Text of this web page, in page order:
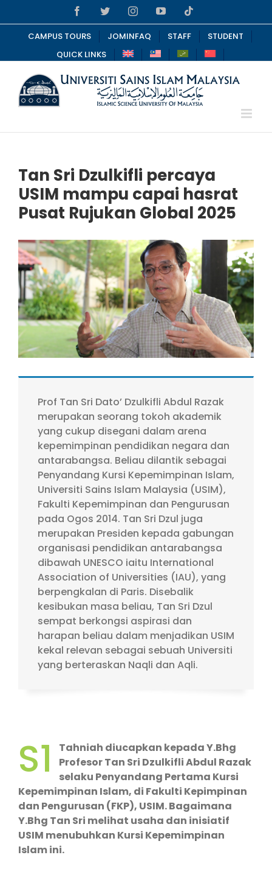
to
content
FacebookTwitterInstagramYouTube
CAMPUS TOURS JOMINFAQ STAFF
STUDENT
QUICK LINKS
Tan Sri Dzulkifli percaya
USIM mampu capai hasrat
Pusat Rujukan Global 2025
View
Larger
Image
Prof Tan Sri Dato’ Dzulkifli Abdul Razak
merupakan seorang tokoh akademik
yang cukup disegani dalam arena
kepemimpinan pendidikan negara dan
antarabangsa. Beliau dilantik sebagai
Penyandang Kursi Kepemimpinan Islam,
Universiti Sains Islam Malaysia (USIM),
Fakulti Kepemimpinan dan Pengurusan
pada Ogos 2014. Tan Sri Dzul juga
merupakan Presiden kepada gabungan
organisasi pendidikan antarabangsa
dibawah UNESCO iaitu International
Association of Universities (IAU), yang
berpengkalan di Paris. Disebalik
kesibukan masa beliau, Tan Sri Dzul
sempat berkongsi aspirasi dan
harapan beliau dalam menjadikan USIM
kekal relevan sebagai sebuah Universiti
yang berteraskan Naqli dan Aqli.
S1
Tahniah diucapkan kepada Y.Bhg
Profesor Tan Sri Dzulkifli Abdul Razak
selaku Penyandang Pertama Kursi
Kepemimpinan Islam, di Fakulti Kepimpinan
dan Pengurusan (FKP), USIM. Bagaimana
Y.Bhg Tan Sri melihat usaha dan inisiatif
USIM menubuhkan Kursi Kepemimpinan
Islam ini.